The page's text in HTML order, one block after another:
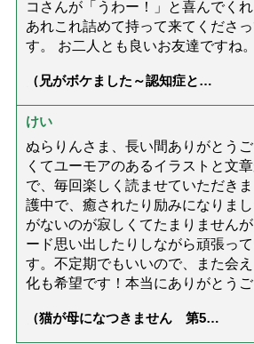
コさんが「うわー！」と喜んでくれ
あれこれ詰めて持って来てくださ
す。 お二人とも良いお友達ですね。
（兄がボケました～認知症と介
達』が届きました」）
けい
ぬらりんさま、長い間ありがとう
くてユーモアのあるイラストと文
で、毎回楽しく読ませていただき
護中で、癒されたり励みになりま
がないのが寂しくてたまりません
ード思い出したりしながら頑張っ
す。不定期でもいいので、また会
化も希望です！本当にありがとうご
（猫が母になつきません 第500